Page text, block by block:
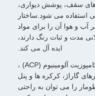
های سقف، پوشش دیواری،
استفاده می شود.ساختار
و هوا آن را برای مواد
مدت و ثبات رنگ دارند،
ایده آل می کند.
همچنین به طور معمول در پنل های کامپوزیت آلومینیوم (ACP) ،
گاراژ، کرکره ها و پنل
را می توان به راحتی